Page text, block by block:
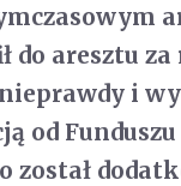
do aresztu
i
od
został